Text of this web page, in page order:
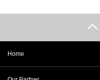
Home